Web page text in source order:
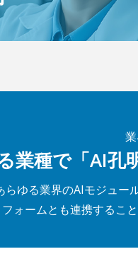
業種で「AI孔
らゆる業界のAIモジュー
ォームとも連携するこ